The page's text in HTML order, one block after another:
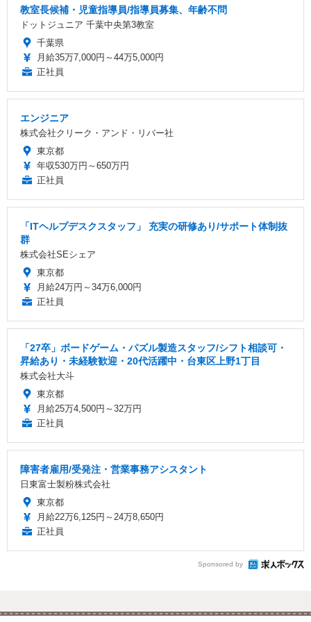
教室長候補・児童指導員/指導員募集、年齢不問
ドットジュニア 千葉中央第3教室
千葉県
月給35万7,000円～44万5,000円
正社員
エンジニア
株式会社クリーク・アンド・リバー社
東京都
年収530万円～650万円
正社員
「ITヘルプデスクスタッフ」 充実の研修あり/サポート体制抜
群
株式会社SEシェア
東京都
月給24万円～34万6,000円
正社員
「27卒」ボードゲーム・パズル製造スタッフ/シフト相談可・
昇給あり・未経験歓迎・20代活躍中・台東区上野1丁目
株式会社大斗
東京都
月給25万4,500円～32万円
正社員
障害者雇用/受発注・営業事務アシスタント
日東富士製粉株式会社
東京都
月給22万6,125円～24万8,650円
正社員
Sponsored by